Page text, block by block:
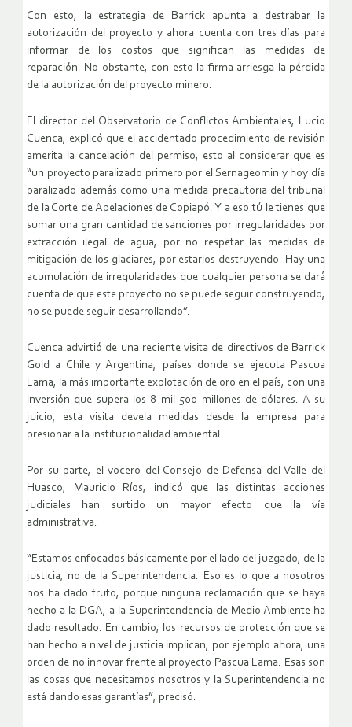
Con esto, la estrategia de Barrick apunta a destrabar la
autorización del proyecto y ahora cuenta con tres días para
informar de los costos que significan las medidas de
reparación. No obstante, con esto la firma arriesga la pérdida
de la autorización del proyecto minero.
El director del Observatorio de Conflictos Ambientales, Lucio
Cuenca, explicó que el accidentado procedimiento de revisión
amerita la cancelación del permiso, esto al considerar que es
“un proyecto paralizado primero por el Sernageomin y hoy día
paralizado además como una medida precautoria del tribunal
de la Corte de Apelaciones de Copiapó. Y a eso tú le tienes que
sumar una gran cantidad de sanciones por irregularidades por
extracción ilegal de agua, por no respetar las medidas de
mitigación de los glaciares, por estarlos destruyendo. Hay una
acumulación de irregularidades que cualquier persona se dará
cuenta de que este proyecto no se puede seguir construyendo,
no se puede seguir desarrollando”.
Cuenca advirtió de una reciente visita de directivos de Barrick
Gold a Chile y Argentina, países donde se ejecuta Pascua
Lama, la más importante explotación de oro en el país, con una
inversión que supera los 8 mil 500 millones de dólares. A su
juicio, esta visita devela medidas desde la empresa para
presionar a la institucionalidad ambiental.
Por su parte, el vocero del Consejo de Defensa del Valle del
Huasco, Mauricio Ríos, indicó que las distintas acciones
judiciales han surtido un mayor efecto que la vía
administrativa.
“Estamos enfocados básicamente por el lado del juzgado, de la
justicia, no de la Superintendencia. Eso es lo que a nosotros
nos ha dado fruto, porque ninguna reclamación que se haya
hecho a la DGA, a la Superintendencia de Medio Ambiente ha
dado resultado. En cambio, los recursos de protección que se
han hecho a nivel de justicia implican, por ejemplo ahora, una
orden de no innovar frente al proyecto Pascua Lama. Esas son
las cosas que necesitamos nosotros y la Superintendencia no
está dando esas garantías”, precisó.